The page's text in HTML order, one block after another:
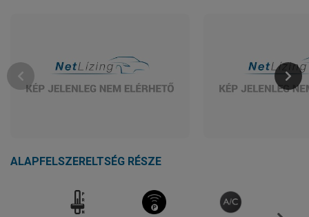
ALAPFELSZERELTSÉG RÉSZE